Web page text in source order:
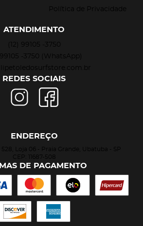
Política de Privacidade
ATENDIMENTO
(12) 99105 -3750
99105 -3750
(WhatsApp)
REDES SOCIAIS
ENDEREÇO
Loja 06 - Praia Grande, Ubatuba - SP
CEP: 11687-508
DE PAGAMENTO